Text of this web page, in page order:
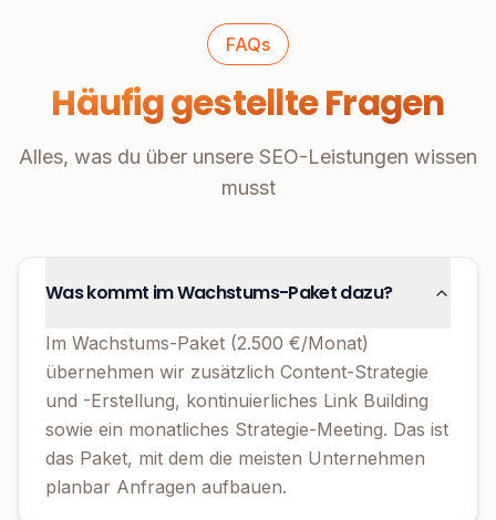
FAQs
Häufig gestellte Fragen
Alles, was du über unsere SEO-Leistungen wissen
musst
Was kommt im Wachstums-Paket dazu?
Im Wachstums-Paket (2.500 €/Monat)
übernehmen wir zusätzlich Content-Strategie
und -Erstellung, kontinuierliches Link Building
sowie ein monatliches Strategie-Meeting. Das ist
das Paket, mit dem die meisten Unternehmen
planbar Anfragen aufbauen.